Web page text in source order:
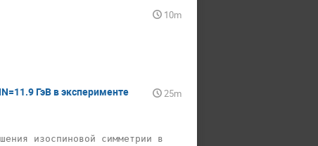
10m
ГэВ в эксперименте
25m
изоспиновой симметрии в